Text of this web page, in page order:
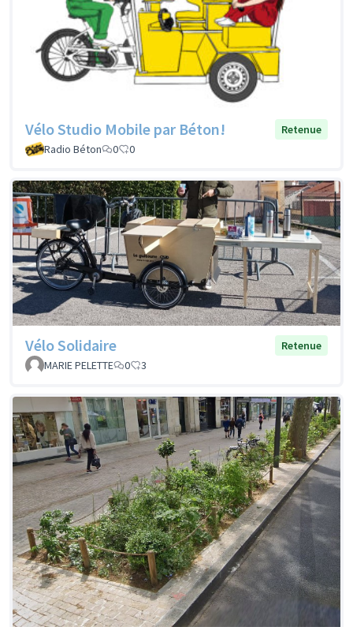
Vélo Studio Mobile par Béton!
Retenue
Radio Béton
0 0
Vélo Solidaire
Retenue
MARIE PELETTE
0 3